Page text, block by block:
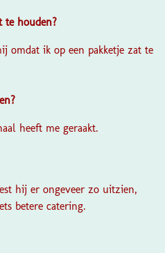
te houden?
omdat ik op een pakketje zat te
heeft me geraakt.
hij er ongeveer zo uitzien,
betere catering.